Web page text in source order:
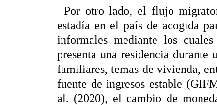
Por otro lado, el flujo
estadía en el país de acogida
informales mediante los
presenta una residencia durante
familiares, temas de vivienda,
fuente de ingresos estable
al. (2020), el cambio de